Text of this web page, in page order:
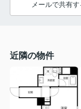
メールで共有す
近隣の物件